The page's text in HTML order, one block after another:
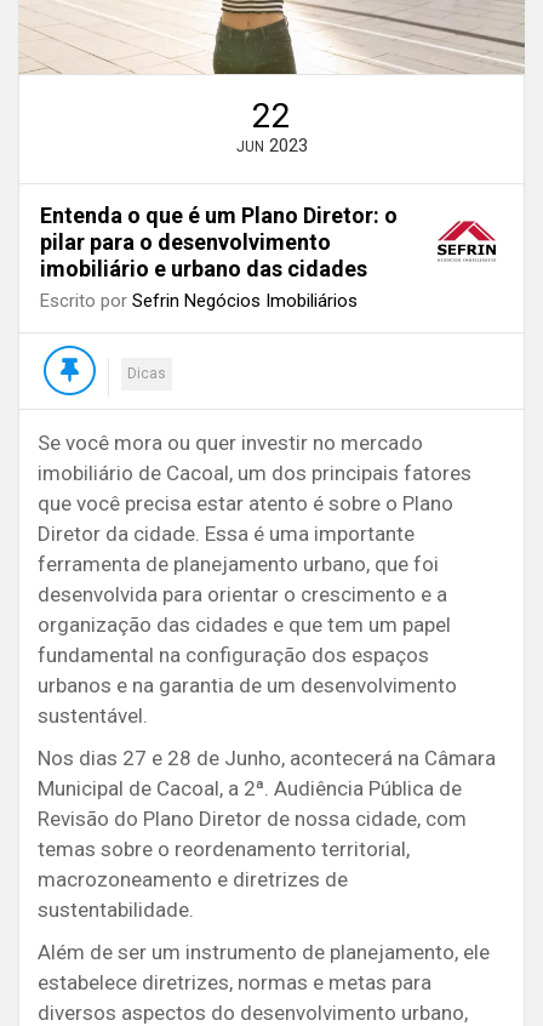
22
JUN 2023
Entenda o que é um Plano Diretor: o
pilar para o desenvolvimento
imobiliário e urbano das cidades
Escrito por Sefrin Negócios Imobiliários
Dicas
Se você mora ou quer investir no mercado
imobiliário de Cacoal, um dos principais fatores
que você precisa estar atento é sobre o Plano
Diretor da cidade. Essa é uma importante
ferramenta de planejamento urbano, que foi
desenvolvida para orientar o crescimento e a
organização das cidades e que tem um papel
fundamental na configuração dos espaços
urbanos e na garantia de um desenvolvimento
sustentável.
Nos dias 27 e 28 de Junho, acontecerá na Câmara
Municipal de Cacoal, a 2ª. Audiência Pública de
Revisão do Plano Diretor de nossa cidade, com
temas sobre o reordenamento territorial,
macrozoneamento e diretrizes de
sustentabilidade.
Além de ser um instrumento de planejamento, ele
estabelece diretrizes, normas e metas para
diversos aspectos do desenvolvimento urbano,